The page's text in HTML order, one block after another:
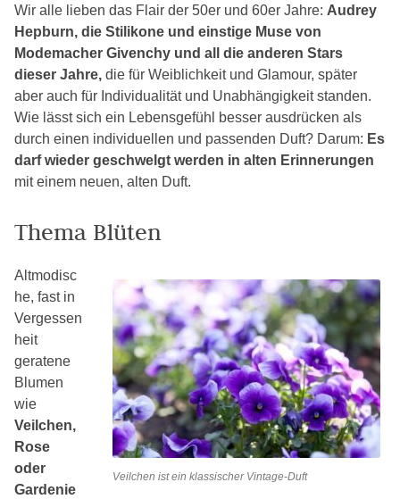
Wir alle lieben das Flair der 50er und 60er Jahre: Audrey
Hepburn, die Stilikone und einstige Muse von
Modemacher Givenchy und all die anderen Stars
dieser Jahre, die für Weiblichkeit und Glamour, später
aber auch für Individualität und Unabhängigkeit standen.
Wie lässt sich ein Lebensgefühl besser ausdrücken als
durch einen individuellen und passenden Duft? Darum: Es
darf wieder geschwelgt werden in alten Erinnerungen
mit einem neuen, alten Duft.
Thema Blüten
Veilchen ist ein klassischer Vintage-Duft
Altmodisc
he, fast in
Vergessen
heit
geratene
Blumen
wie
Veilchen,
Rose
oder
Gardenie